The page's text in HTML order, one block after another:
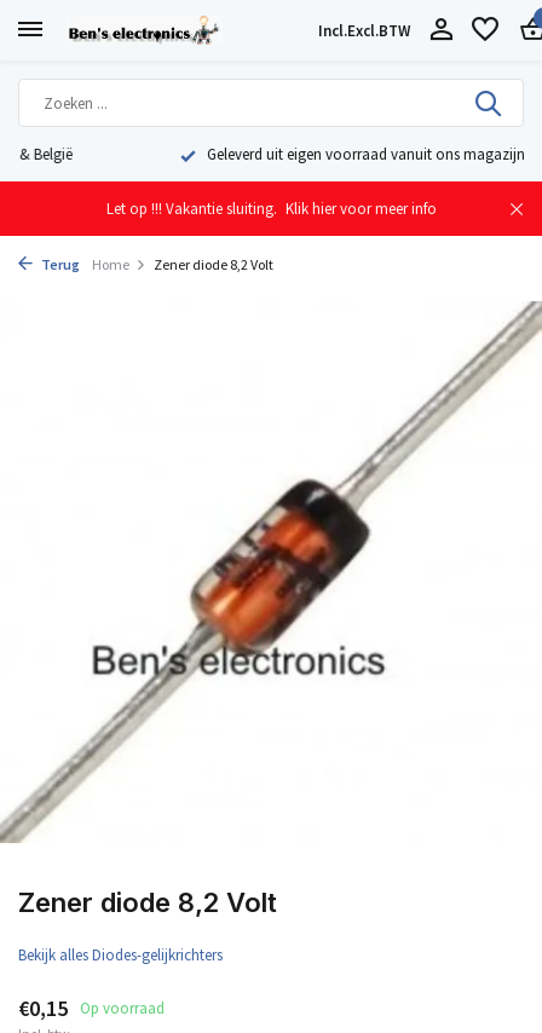
Incl.Excl.BTW
Geleverd uit eigen voorraad vanuit ons magazijn in Nederland
Let op !!! Vakantie sluiting. Klik hier voor meer info
Terug Home Zener diode 8,2 Volt
Zener diode 8,2 Volt
Bekijk alles Diodes-gelijkrichters
€0,15 Op voorraad